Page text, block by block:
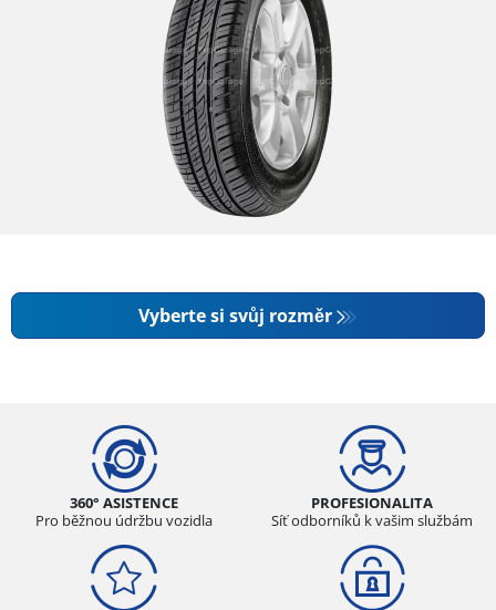
Vyberte si svůj rozměr
360° ASISTENCE
Pro běžnou údržbu vozidla
PROFESIONALITA
Síť odborníků k vašim službám